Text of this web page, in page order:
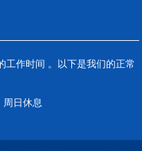
工作时间 。以下是我们的正常
周日休息